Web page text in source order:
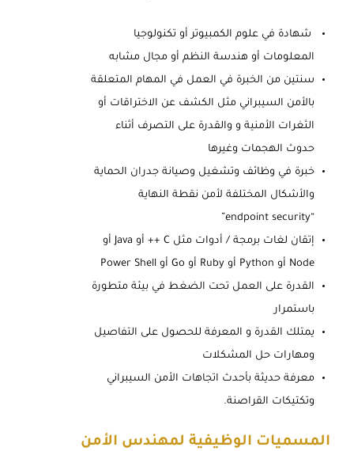
شهادة في علوم الكمبيوتر أو تكنولوجيا
المعلومات أو هندسة النظم أو مجال مشابه
سنتين من الخبرة في العمل في المهام المتعلقة
بالأمن السيبراني مثل الكشف عن الاختراقات أو
الثغرات الأمنية و والقدرة على التصرف أثناء
حدوث الهجمات وغيرها
خبرة في وظائف وتشغيل وصيانة جدران الحماية
والأشكال المختلفة لأمن نقطة النهاية
“endpoint security”
إتقان لغات برمجة / أدوات مثل C ++ أو Java أو
Node أو Python أو Ruby أو Go أو Power Shell
القدرة على العمل تحت الضغط في بيئة متطورة
باستمرار
يمتلك القدرة و المعرفة للحصول على التفاصيل
ومهارات حل المشكلات
معرفة حديثة بأحدث اتجاهات الأمن السيبراني
وتكتيكات القراصنة.
المسميات الوظيفية لمهندس الأمن